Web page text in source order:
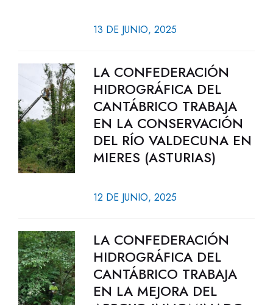
13 DE JUNIO, 2025
LA CONFEDERACIÓN
HIDROGRÁFICA DEL
CANTÁBRICO TRABAJA
EN LA CONSERVACIÓN
DEL RÍO VALDECUNA EN
MIERES (ASTURIAS)
12 DE JUNIO, 2025
LA CONFEDERACIÓN
HIDROGRÁFICA DEL
CANTÁBRICO TRABAJA
EN LA MEJORA DEL